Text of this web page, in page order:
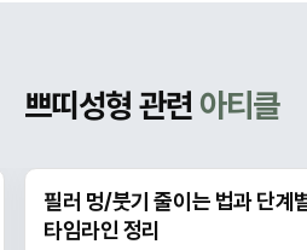
쁘띠성형 관련 아티클
필러 멍/붓기 줄이는 법과 단계
타임라인 정리